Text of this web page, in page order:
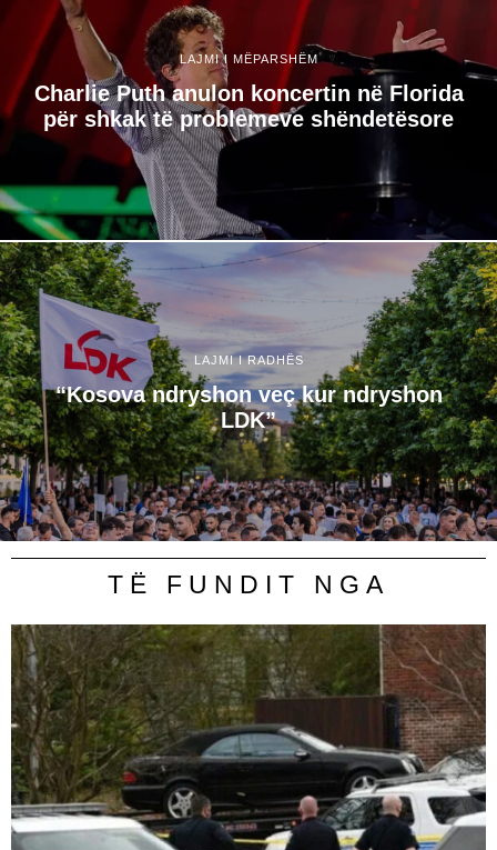
LAJMI I MËPARSHËM
Charlie Puth anulon koncertin në Florida
për shkak të problemeve shëndetësore
LAJMI I RADHËS
“Kosova ndryshon veç kur ndryshon
LDK”
TË FUNDIT NGA